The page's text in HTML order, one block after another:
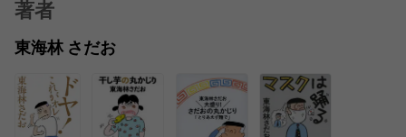
著者
東海林 さだお